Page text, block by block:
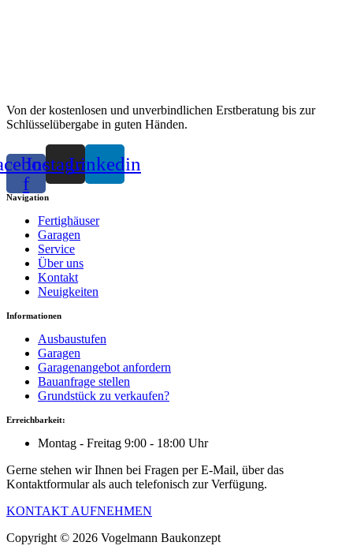
Von der kostenlosen und unverbindlichen Erstberatung bis zur
Schlüsselübergabe in guten Händen.
f
InstagramLinkedin
Navigation
Fertighäuser
Garagen
Service
Über uns
Kontakt
Neuigkeiten
Informationen
Ausbaustufen
Garagen
Garagenangebot anfordern
Bauanfrage stellen
Grundstück zu verkaufen?
Erreichbarkeit:
Montag - Freitag 9:00 - 18:00 Uhr
Gerne stehen wir Ihnen bei Fragen per E-Mail, über das
Kontaktformular als auch telefonisch zur Verfügung.
KONTAKT AUFNEHMEN
Copyright © 2026 Vogelmann Baukonzept